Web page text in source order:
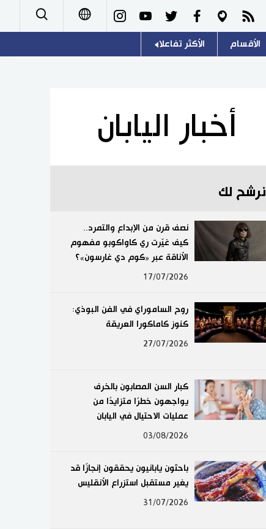
Русский
الأقسام
تجارب وآراء
سياسة
اقتصاد
مجتمع
ثقافة
طوكيو
الأكثر تفاعلا
هو وهي
المطبخ الياباني
أخبار اليابان
نرشح لك
نصف قرن من الإبداع والتمرد..
كيف غيّرت ري كاواكوبو مفهوم
الأناقة عبر «كوم دي غارسون»؟
17/07/2026
روح الساموراي في الفن البوذي:
كنوز كاماكورا العريقة
27/07/2026
كبار السن المصابون بالخرف
يواجهون خطرًا متزايدًا من
عمليات الاحتيال في اليابان
03/08/2026
باحثون يابانيون يحققون إنجازًا قد
يغير مستقبل استزراع الأنقليس
31/07/2026